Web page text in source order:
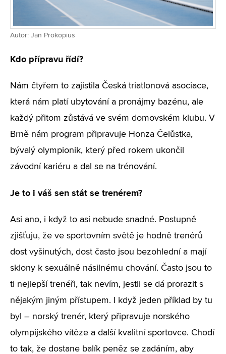
Autor: Jan Prokopius
Kdo přípravu řídí?
Nám čtyřem to zajistila Česká triatlonová asociace,
která nám platí ubytování a pronájmy bazénu, ale
každý přitom zůstává ve svém domovském klubu. V
Brně nám program připravuje Honza Čelůstka,
bývalý olympionik, který před rokem ukončil
závodní kariéru a dal se na trénování.
Je to i váš sen stát se trenérem?
Asi ano, i když to asi nebude snadné. Postupně
zjišťuju, že ve sportovním světě je hodně trenérů
dost vyšinutých, dost často jsou bezohlední a mají
sklony k sexuálně násilnému chování. Často jsou to
ti nejlepší trenéři, tak nevím, jestli se dá prorazit s
nějakým jiným přístupem. I když jeden příklad by tu
byl – norský trenér, který připravuje norského
olympijského vítěze a další kvalitní sportovce. Chodí
to tak, že dostane balík peněz se zadáním, aby